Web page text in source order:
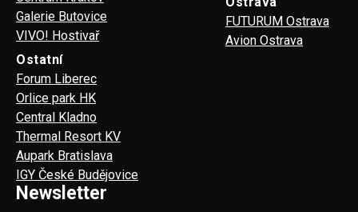
Galerie Butovice
VIVO! Hostivař
FUTURUM Ostrava
Avion Ostrava
Ostatní
Forum Liberec
Orlice park HK
Central Kladno
Thermal Resort KV
Aupark Bratislava
IGY České Budějovice
Newsletter